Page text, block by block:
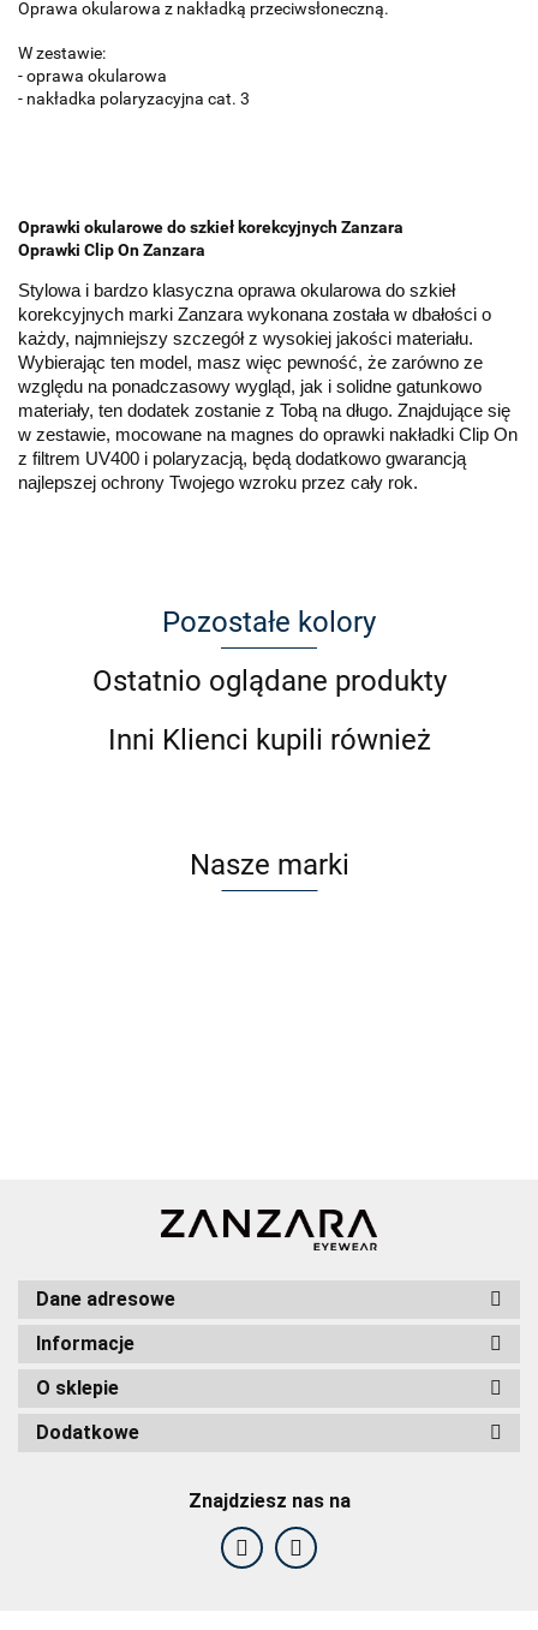
Oprawa okularowa z nakładką przeciwsłoneczną.
W zestawie:
- oprawa okularowa
- nakładka polaryzacyjna cat. 3
Oprawki okularowe do szkieł korekcyjnych Zanzara
Oprawki Clip On Zanzara
Stylowa i bardzo klasyczna oprawa okularowa do szkieł
korekcyjnych marki Zanzara wykonana została w dbałości o
każdy, najmniejszy szczegół z wysokiej jakości materiału.
Wybierając ten model, masz więc pewność, że zarówno ze
względu na ponadczasowy wygląd, jak i solidne gatunkowo
materiały, ten dodatek zostanie z Tobą na długo. Znajdujące się
w zestawie, mocowane na magnes do oprawki nakładki Clip On
z filtrem UV400 i polaryzacją, będą dodatkowo gwarancją
najlepszej ochrony Twojego wzroku przez cały rok.
Pozostałe kolory
Ostatnio oglądane produkty
Inni Klienci kupili również
Nasze marki
F2F Eyewear
Dane adresowe
Informacje
O sklepie
Dodatkowe
Znajdziesz nas na